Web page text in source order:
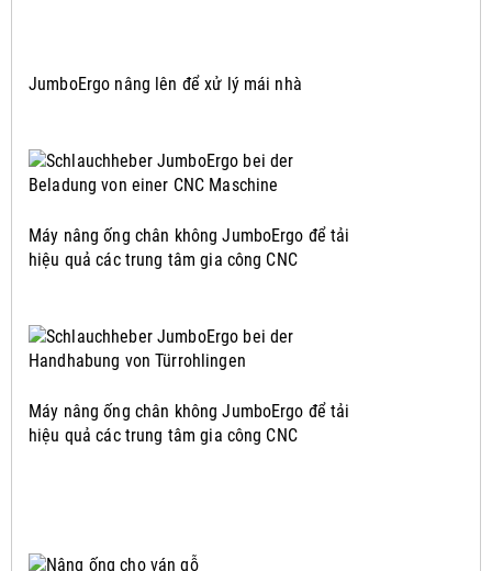
JumboErgo nâng lên để xử lý mái nhà
Máy nâng ống chân không JumboErgo để tải
hiệu quả các trung tâm gia công CNC
Máy nâng ống chân không JumboErgo để tải
hiệu quả các trung tâm gia công CNC